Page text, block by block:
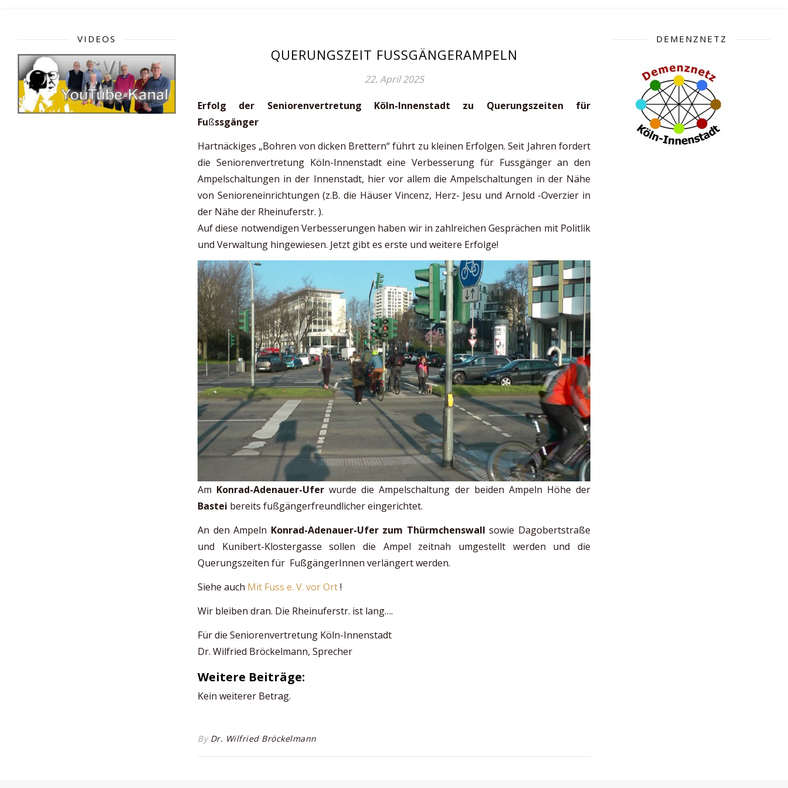
VIDEOS
QUERUNGSZEIT FUSSGÄNGERAMPELN
22. April 2025
Erfolg der Seniorenvertretung Köln-Innenstadt zu Querungszeiten für
Fußssgänger
Hartnäckiges „Bohren von dicken Brettern“ führt zu kleinen Erfolgen. Seit Jahren fordert
die Seniorenvertretung Köln-Innenstadt eine Verbesserung für Fussgänger an den
Ampelschaltungen in der Innenstadt, hier vor allem die Ampelschaltungen in der Nähe
von Senioreneinrichtungen (z.B. die Häuser Vincenz, Herz- Jesu und Arnold -Overzier in
der Nähe der Rheinuferstr. ).
Auf diese notwendigen Verbesserungen haben wir in zahlreichen Gesprächen mit Politlik
und Verwaltung hingewiesen. Jetzt gibt es erste und weitere Erfolge!
Am Konrad-Adenauer-Ufer wurde die Ampelschaltung der beiden Ampeln Höhe der
Bastei bereits fußgängerfreundlicher eingerichtet.
An den Ampeln Konrad-Adenauer-Ufer zum Thürmchenswall sowie Dagobertstraße
und Kunibert-Klostergasse sollen die Ampel zeitnah umgestellt werden und die
Querungszeiten für FußgängerInnen verlängert werden.
Siehe auch Mit Fuss e. V. vor Ort!
Wir bleiben dran. Die Rheinuferstr. ist lang….
Für die Seniorenvertretung Köln-Innenstadt
Dr. Wilfried Bröckelmann, Sprecher
Weitere Beiträge:
Kein weiterer Betrag.
By Dr. Wilfried Bröckelmann
DEMENZNETZ